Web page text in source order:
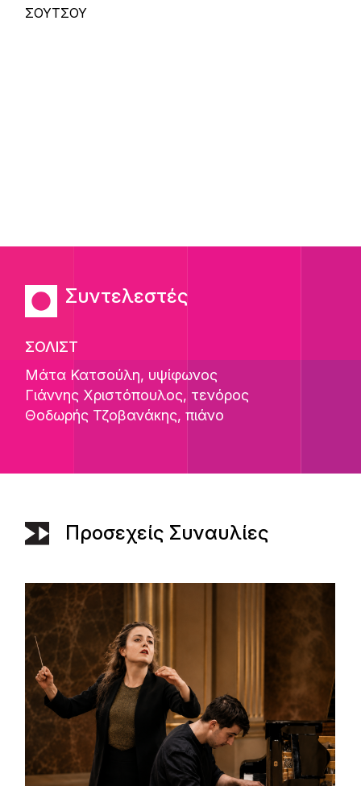
ΣΟΥΤΣΟΥ
Συντελεστές
ΣΟΛΙΣΤ
Μάτα Κατσούλη, υψίφωνος
Γιάννης Χριστόπουλος, τενόρος
Θοδωρής Τζοβανάκης, πιάνο
Προσεχείς Συναυλίες